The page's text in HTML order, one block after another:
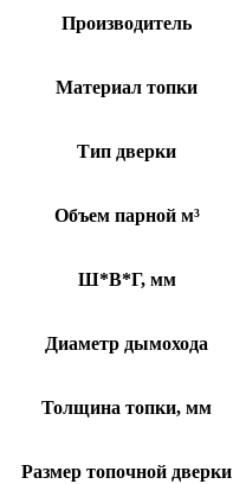
Производитель
Материал топки
Тип дверки
Объем парной м³
Ш*В*Г, мм
Диаметр дымохода
Толщина топки, мм
Размер топочной дверки